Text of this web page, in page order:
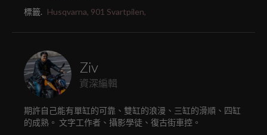
標籤. Husqvarna, 901 Svartpilen,
Ziv
資深編輯
期許自己能有單缸的可靠、雙缸的浪漫、三缸的滑順、四缸
的成熟。 文字工作者、攝影學徒、復古街車控。